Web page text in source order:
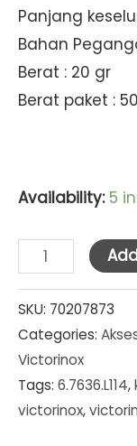
Panjang
Bahan
Berat : 20 gr
Berat paket :
Availability: 5
Victorinox
Paring
Knife
Pointed
Tip
Wavy
Edge
SKU: 70207873
Categories:
Victorinox
Tags: 6.7636.L114,
victorinox,